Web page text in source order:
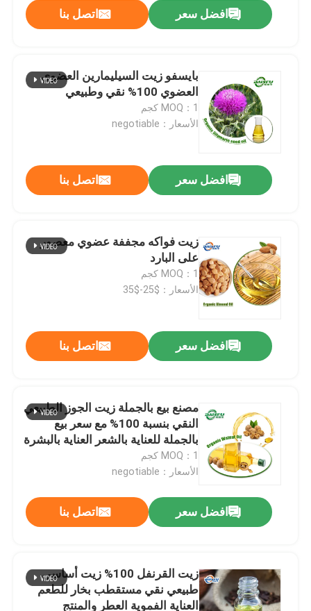
المنزل
فيديوهات
افضل سعر اتصل بنا
بايسفو زيت السيليمارين العضوي
العضوي 100% نقي وطبيعي
MOQ：1 كجم
الأسعار：negotiable
افضل سعر اتصل بنا
زيت فواكه مجففة عضوي معصور
على البارد
MOQ：1 كجم
الأسعار：$25-$35
افضل سعر اتصل بنا
مصنع بيع بالجملة زيت الجوز الطبيعي
النقي بنسبة 100% مع سعر بيع
بالجملة للعناية بالشعر العناية بالبشرة
MOQ：1 كجم
الأسعار：negotiable
افضل سعر اتصل بنا
زيت القرنفل 100% زيت أساسي
طبيعي نقي مستقطب بخار للطعم
العناية الفموية العطر والمنتج